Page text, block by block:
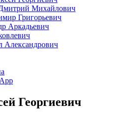
Михайлович
Григорьевич
Аркадьевич
Александрович
Георгиевич